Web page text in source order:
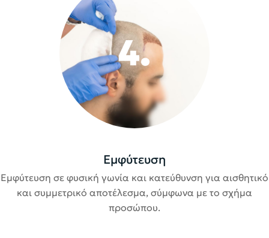
4.
Εμφύτευση
Εμφύτευση σε φυσική γωνία και κατεύθυνση για αισθητικό
και συμμετρικό αποτέλεσμα, σύμφωνα με το σχήμα
προσώπου.